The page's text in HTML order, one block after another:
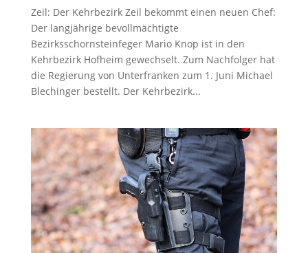
Zeil: Der Kehrbezirk Zeil bekommt einen neuen Chef:
Der langjährige bevollmächtigte
Bezirksschornsteinfeger Mario Knop ist in den
Kehrbezirk Hofheim gewechselt. Zum Nachfolger hat
die Regierung von Unterfranken zum 1. Juni Michael
Blechinger bestellt. Der Kehrbezirk...